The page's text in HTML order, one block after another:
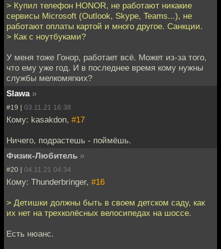
> Купил телефон HONOR, не работают никакие
сервисы Microsoft (Outlook, Skype, Teams...), не
работают оплаты картой и много другое. Санкции.
> Как с ноутбуками?
У меня тоже Гонор, работает всё. Может из-за того,
что ему уже год. И в последнее время кому нужны
службы мелкомягких?
Slawa »
#19 | 03.11.21 16:38
Кому: kasakdon, #17
Ничего, подрастешь - поймёшь.
Физик-Любитель »
#20 | 04.11.21 04:34
Кому: Thunderbringer, #16
> Детишки должны быть в своем детском саду, как
их нет на трехколёсных велосипедах на шоссе.
Есть нюанс.